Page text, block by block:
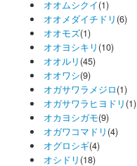
オオムシクイ(1)
オオメダイチドリ (6)
オオモズ(1)
オオヨシキリ (10)
オオルリ (45)
オオワシ(9)
オガサワラメジロ(1)
オガサワラヒヨドリ (1)
オカヨシガモ(9)
オガワコマドリ (4)
オグロシギ(4)
オシドリ (18)